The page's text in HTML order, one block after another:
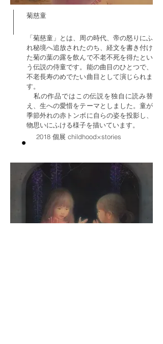
菊慈童
「菊慈童」とは、周の時代、帝の怒りにふ
れ秘境へ追放されたのち、経文を書き付け
た菊の葉の露を飲んで不老不死を得たとい
う伝説の侍童です。能の曲目のひとつで、
不老長寿のめでたい曲目として演じられま
す。
私の作品ではこの伝説を独自に読み替
え、生への愛惜をテーマとしました。童が
季節外れの赤トンボに自らの姿を投影し、
物思いにふける様子を描いています。
2018 個展 childhood×stories